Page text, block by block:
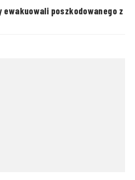
poszkodowanego z